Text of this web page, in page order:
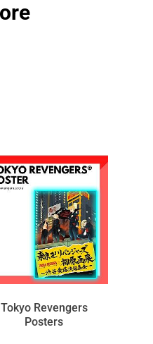
Tokyo Revengers
Posters